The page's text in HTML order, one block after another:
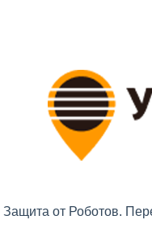
Защита от Роботов.